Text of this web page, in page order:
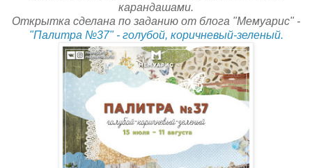
карандашами.
Открытка сделана по заданию от блога "Мемуарис" -
"Палитра №37" - голубой, коричневый-зеленый.